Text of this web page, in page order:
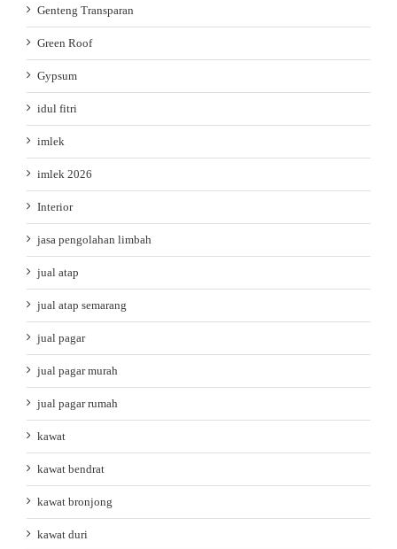
Genteng Transparan
Green Roof
Gypsum
idul fitri
imlek
imlek 2026
Interior
jasa pengolahan limbah
jual atap
jual atap semarang
jual pagar
jual pagar murah
jual pagar rumah
kawat
kawat bendrat
kawat bronjong
kawat duri